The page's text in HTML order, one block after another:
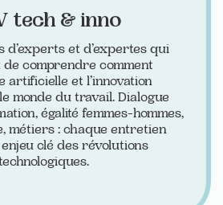
tech & inno
d’experts et d’expertes qui
comprendre comment
artificielle et l’innovation
monde du travail. Dialogue
égalité femmes-hommes,
métiers : chaque entretien
clé des révolutions